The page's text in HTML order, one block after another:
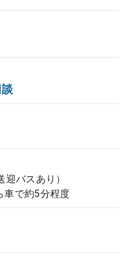
（平日）
613
バスあり）
車で約5分程度